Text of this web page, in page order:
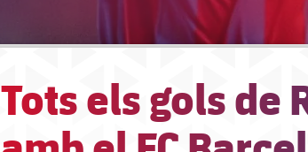
Tots els gols de